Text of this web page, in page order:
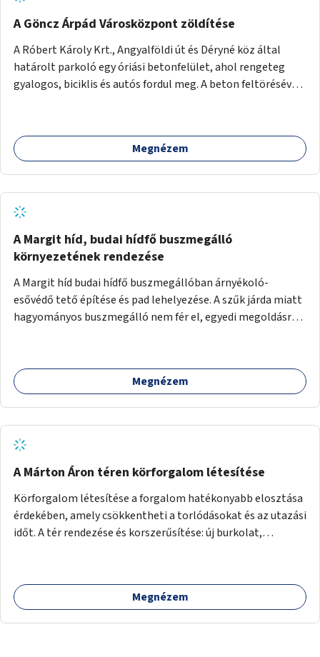
A Göncz Árpád Városközpont zöldítése
A Róbert Károly Krt., Angyalföldi út és Déryné köz által
határolt parkoló egy óriási betonfelület, ahol rengeteg
gyalogos, biciklis és autós fordul meg. A beton feltörésével,
menti járda és a parkoló közé kellene egy zöld sáv,
virágágyásokkal a meglévő fák alá, a lakóépület felőli két
Megnézem
A Margit híd, budai hídfő buszmegálló
környezetének rendezése
A Margit híd budai hídfő buszmegállóban árnyékoló-
esővédő tető építése és pad lehelyezése. A szűk járda miatt
hagyományos buszmegálló nem fér el, egyedi megoldásra
Megnézem
A Márton Áron téren körforgalom létesítése
Körforgalom létesítése a forgalom hatékonyabb elosztása
érdekében, amely csökkentheti a torlódásokat és az utazási
időt. A tér rendezése és korszerűsítése: új burkolat,
időznek.
Megnézem